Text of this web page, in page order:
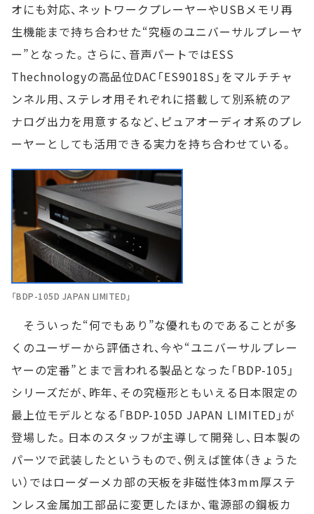
オにも対応、ネットワークプレーヤーやUSBメモリ再
生機能まで持ち合わせた“究極のユニバーサルプレーヤ
ー”となった。さらに、音声パートではESS
Thechnologyの高品位DAC「ES9018S」をマルチチャ
ンネル用、ステレオ用それぞれに搭載して別系統のア
ナログ出力を用意するなど、ピュアオーディオ系のプレ
ーヤーとしても活用できる実力を持ち合わせている。
「BDP-105D JAPAN LIMITED」
そういった“何でもあり”な優れものであることが多
くのユーザーから評価され、今や“ユニバーサルプレー
ヤーの定番”とまで言われる製品となった「BDP-105」
シリーズだが、昨年、その究極形ともいえる日本限定の
最上位モデルとなる「BDP-105D JAPAN LIMITED」が
登場した。日本のスタッフが主導して開発し、日本製の
パーツで武装したというもので、例えば筐体（きょうた
い）ではローダーメカ部の天板を非磁性体3mm厚ステ
ンレス金属加工部品に変更したほか、電源部の鋼板カ